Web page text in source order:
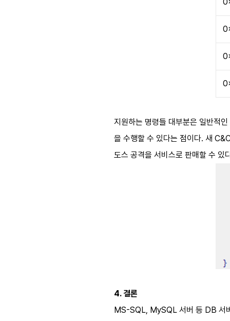
지원하는 명령들 대부분은 일반적
을 수행할 수 있다는 점이다. 새
도스 공격을 서비스로 판매할 수 있
4. 결론
MS-SQL, MySQL 서버 등 DB 서